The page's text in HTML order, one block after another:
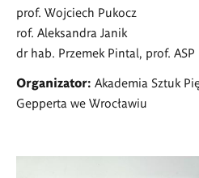
prof. Wojciech Pukocz
rof. Aleksandra Janik
dr hab. Przemek Pintal, prof. ASP
Organizator: Akademia Sztuk
Gepperta we Wrocławiu